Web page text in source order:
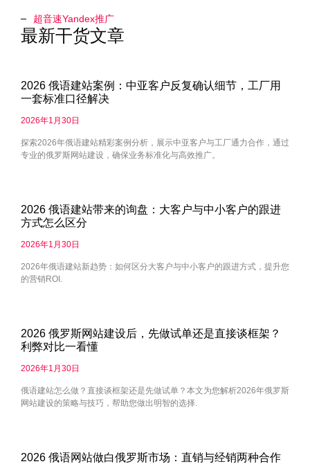
超音速Yandex推广​
最新干货文章
2026 俄语建站案例：中亚客户反复确认细节，工厂用
一套标准口径解决
2026年1月30日
探索2026年俄语建站精彩案例分析，展示中亚客户与工厂通力合作，通过
专业的俄罗斯网站建设，确保业务标准化与高效推广。
2026 俄语建站带来的询盘：大客户与中小客户的跟进
方式怎么区分
2026年1月30日
2026年俄语建站新趋势：如何区分大客户与中小客户的跟进方式，提升您
的营销ROI.
2026 俄罗斯网站建设后，先做试单还是直接谈框架？
利弊对比一看懂
2026年1月30日
俄语建站怎么做？直接谈框架还是先做试单？本文为您解析2026年俄罗斯
网站建设的策略与技巧，帮助您做出明智的选择.
2026 俄语网站做白俄罗斯市场：直销与经销两种合作